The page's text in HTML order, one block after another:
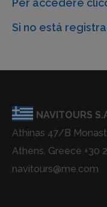
Per accedere
Si no está
NAVITOURS
Athinas 47/B
Athens, Greece +30
navitours@me.com